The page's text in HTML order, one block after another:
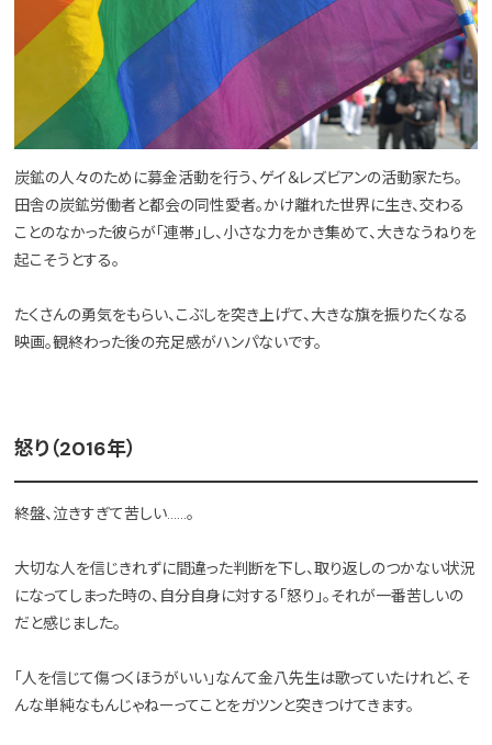
炭鉱の人々のために募金活動を行う、ゲイ＆レズビアンの活動家たち。
田舎の炭鉱労働者と都会の同性愛者。かけ離れた世界に生き、交わる
ことのなかった彼らが「連帯」し、小さな力をかき集めて、大きなうねりを
起こそうとする。
たくさんの勇気をもらい、こぶしを突き上げて、大きな旗を振りたくなる
映画。観終わった後の充足感がハンパないです。
怒り（2016年）
終盤、泣きすぎて苦しい……。
大切な人を信じきれずに間違った判断を下し、取り返しのつかない状況
になってしまった時の、自分自身に対する「怒り」。それが一番苦しいの
だと感じました。
「人を信じて傷つくほうがいい」なんて金八先生は歌っていたけれど、そ
んな単純なもんじゃねーってことをガツンと突きつけてきます。